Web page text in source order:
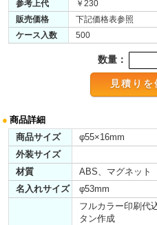
参考上代
￥230
販売価格
下記価格表参照
ケース入数
500
数量：
● 商品詳細
商品サイズ
φ55×16mm
外装サイズ
材質
ABS、マグネット
名入れサイズ
φ53mm
フルカラー印刷代
タン作成